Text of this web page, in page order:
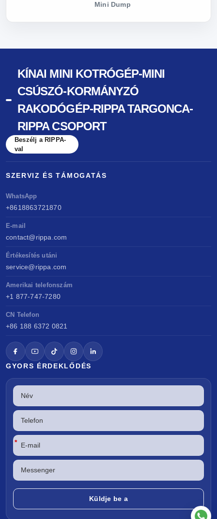
Mini Dump
KÍNAI MINI KOTRÓGÉP-MINI
CSÚSZÓ-KORMÁNYZÓ
RAKODÓGÉP-RIPPA TARGONCA-
RIPPA CSOPORT
Beszélj a RIPPA-
val
SZERVIZ ÉS TÁMOGATÁS
WhatsApp
+8618863721870
E-mail
contact@rippa.com
Értékesítés utáni
service@rippa.com
Amerikai telefonszám
+1 877-747-7280
CN Telefon
+86 188 6372 0821
GYORS ÉRDEKLŐDÉS
*